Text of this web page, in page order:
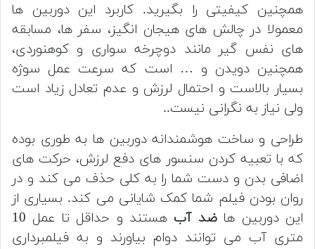
همچنین کیفیتی را بگیرید. کاربرد این دوربین ها
معمولا در چالش های هیجان انگیز، سفر ها، مسابقه
های نفس گیر مانند دوچرخه سواری و کوهنوردی،
همچنین دویدن و … است که سرعت عمل سوژه
بسیار بالاست و احتمال لرزش و عدم تعادل زیاد است
ولی نیاز به نگرانی نیست..
طراحی و ساخت هوشمندانه دوربین ها به طوری بوده
که با تعبیه کردن سنسور های دفع لرزش، حرکت های
اضافی بدن و دست شما را به کلی حذف می کند و در
روان بودن فیلم شما کمک شایانی می کند. بسیاری از
این دوربین هاضد آب
هستند و حداقل تا عمل 10
متری آب می توانند دوام بیاورند و به فیلمبرداری